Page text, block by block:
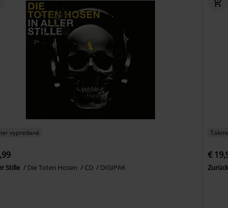
vypredané
Stille Die Toten Hosen CD DIGIPAK
€